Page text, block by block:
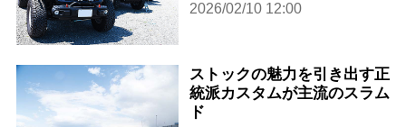
2026/02/10 12:00
ストックの魅力を引き出す正
統派カスタムが主流のスラム
ド